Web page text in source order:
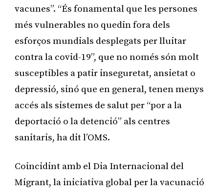
vacunes”. “És fonamental que les persones
més vulnerables no quedin fora dels
esforços mundials desplegats per lluitar
contra la covid-19”, que no només són molt
susceptibles a patir inseguretat, ansietat o
depressió, sinó que en general, tenen menys
accés als sistemes de salut per “por a la
deportació o la detenció” als centres
sanitaris, ha dit l’OMS.
Coincidint amb el Dia Internacional del
Migrant, la iniciativa global per la vacunació